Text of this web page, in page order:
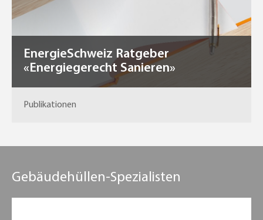
EnergieSchweiz Ratgeber
«Energiegerecht Sanieren»
Publikationen
Gebäudehüllen-Spezialisten